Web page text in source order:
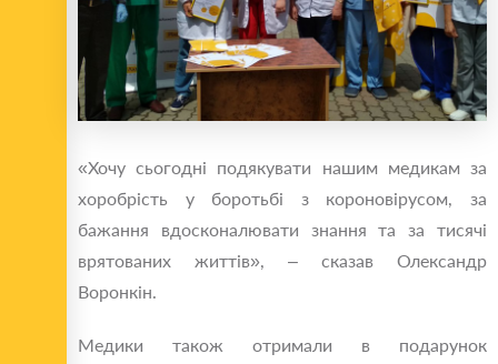
«Хочу сьогодні подякувати нашим медикам за
хоробрість у боротьбі з короновірусом, за
бажання вдосконалювати знання та за тисячі
врятованих життів», – сказав Олександр
Воронкін.
Медики також отримали в подарунок